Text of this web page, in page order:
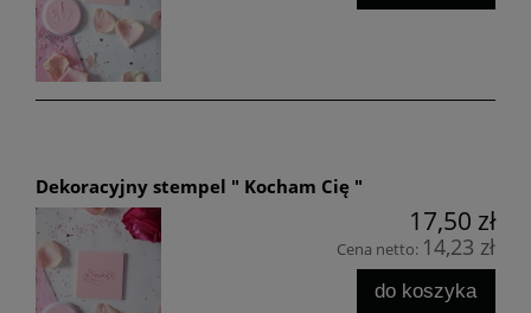
Dekoracyjny stempel " Kocham Cię "
17,50 zł
Cena netto: 14,23 zł
do koszyka